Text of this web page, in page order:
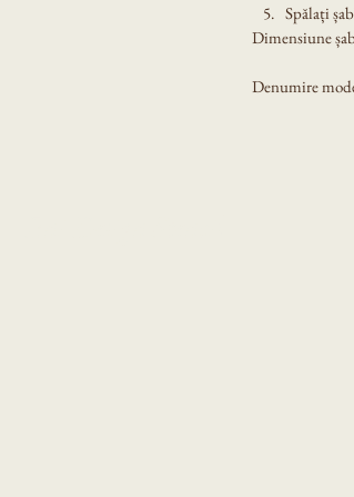
Spălați
Dimensiune
Denumire